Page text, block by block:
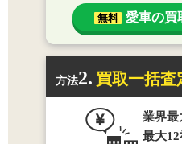
無料 愛車の買
方法2. 買取一括査
業界最
最大12